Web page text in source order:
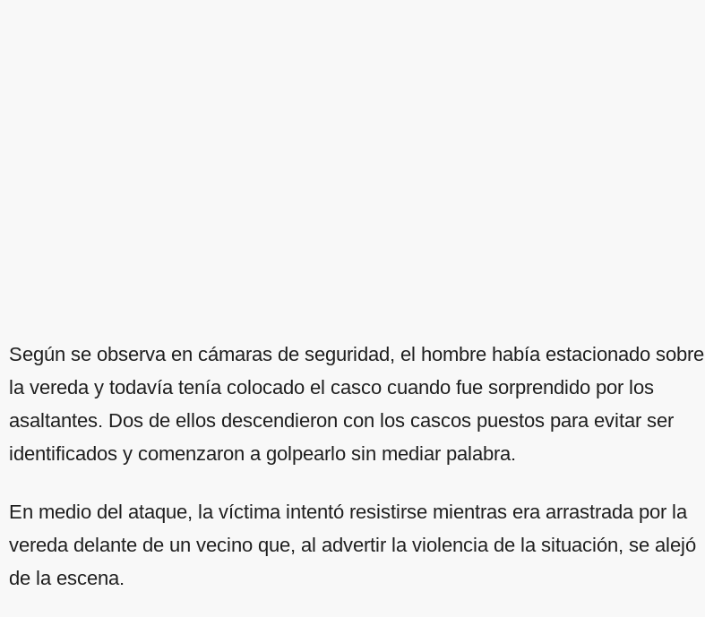
Según se observa en cámaras de seguridad, el hombre había estacionado sobre
la vereda y todavía tenía colocado el casco cuando fue sorprendido por los
asaltantes. Dos de ellos descendieron con los cascos puestos para evitar ser
identificados y comenzaron a golpearlo sin mediar palabra.
En medio del ataque, la víctima intentó resistirse mientras era arrastrada por la
vereda delante de un vecino que, al advertir la violencia de la situación, se alejó
de la escena.